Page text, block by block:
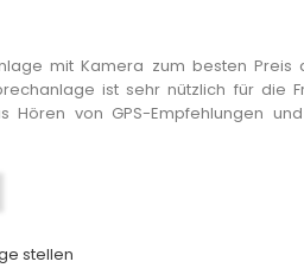
mit Kamera zum besten Preis
ist sehr nützlich für die
Hören von GPS-Empfehlungen
stellen